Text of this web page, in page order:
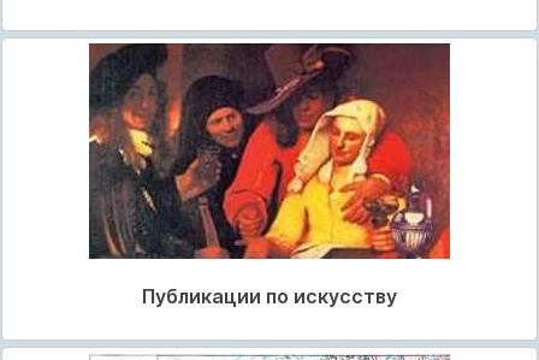
Публикации по искусству